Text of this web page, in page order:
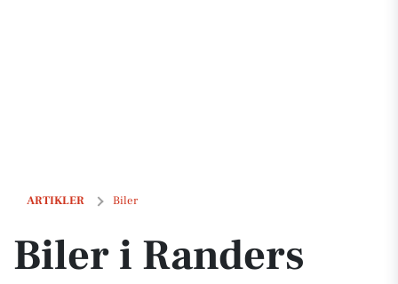
ARTIKLER Biler
Biler i Randers med flest hestekræfter: Se oversigten
Biler i Randers